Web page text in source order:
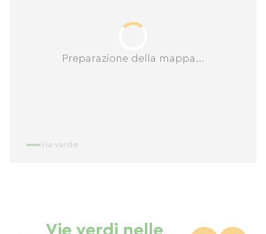
Preparazione della mappa...
Via verde
Vie verdi nelle